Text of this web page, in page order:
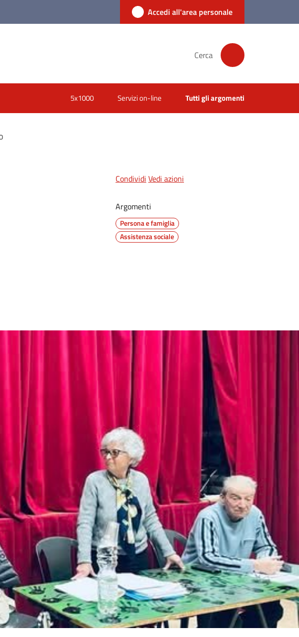
Accedi all'area personale
Cerca
5x1000 Servizi on-line Tutti gli argomenti
Condividi Vedi azioni
Argomenti
Persona e famiglia
Assistenza sociale